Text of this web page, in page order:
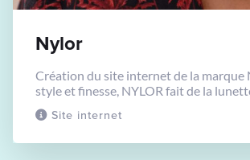
Site internet
Nylor
Création du site internet de la
style et finesse, NYLOR fait de la